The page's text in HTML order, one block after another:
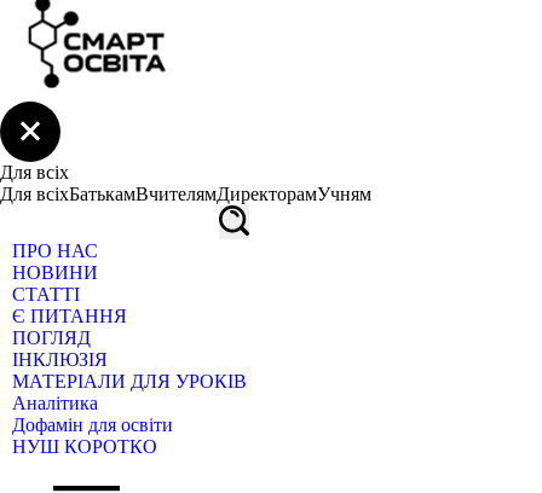
Для всіх
Для всіхБатькамВчителямДиректорамУчням
ПРО НАС
НОВИНИ
СТАТТІ
Є ПИТАННЯ
ПОГЛЯД
ІНКЛЮЗІЯ
МАТЕРІАЛИ ДЛЯ УРОКІВ
Аналітика
Дофамін для освіти
НУШ КОРОТКО